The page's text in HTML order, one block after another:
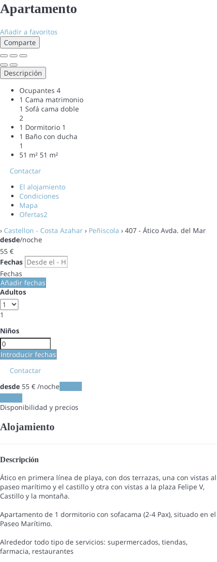
Apartamento
Añadir a favoritos
Comparte
Descripción
Ocupantes 4
1 Cama matrimonio
1 Sofá cama doble
2
1 Dormitorio 1
1 Baño con ducha
1
51 m² 51 m²
Contactar
El alojamiento
Condiciones
Mapa
Ofertas2
› Castellon - Costa Azahar › Peñiscola › 407 - Ático Avda. del Mar
desde/noche
55 €
Fechas
Fechas
Añadir fechas
Adultos
1
Niños
Introducir fechas
Contactar
desde 55 € /noche
Disponibilidad y precios
Alojamiento
Descripción
Ático en primera línea de playa, con dos terrazas, una con vistas al
paseo marítimo y el castillo y otra con vistas a la plaza Felipe V,
Castillo y la montaña.
Apartamento de 1 dormitorio con sofacama (2-4 Pax), situado en el
Paseo Marítimo.
Alrededor todo tipo de servicios: supermercados, tiendas,
farmacia, restaurantes